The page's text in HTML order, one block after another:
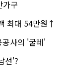
구
최대 54만원↑
사의 '굴레'
선'?